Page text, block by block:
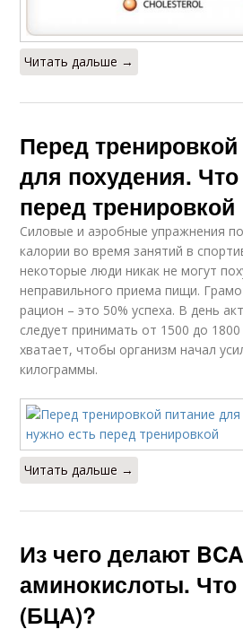
Читать дальше →
Перед
для похудения.
перед тренировкой
Силовые и аэробные упражнения
калории во время занятий в
некоторые люди никак не могут
неправильного приема пищи.
рацион – это 50% успеха. В день
следует принимать от 1500 до
хватает, чтобы организм начал
килограммы.
Читать дальше →
Из чего делают
аминокислоты. Что
(БЦА)?